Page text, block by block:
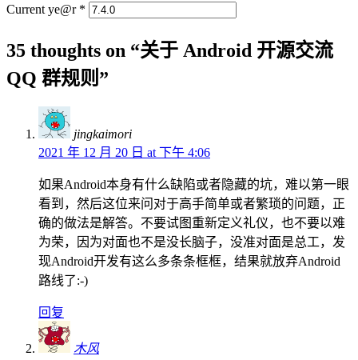
Current ye@r *
35 thoughts on “关于 Android 开源交流
QQ 群规则”
jingkaimori
2021 年 12 月 20 日 at 下午 4:06
如果Android本身有什么缺陷或者隐藏的坑，难以第一眼
看到，然后这位来问对于高手简单或者繁琐的问题，正
确的做法是解答。不要试图重新定义礼仪，也不要以难
为荣，因为对面也不是没长脑子，没准对面是总工，发
现Android开发有这么多条条框框，结果就放弃Android
路线了:-)
回复
木风